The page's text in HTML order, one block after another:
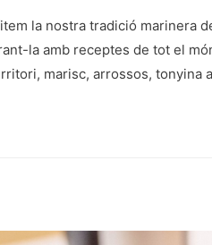
la nostra tradició marinera
la amb receptes de tot el
marisc, arrossos, tonyina